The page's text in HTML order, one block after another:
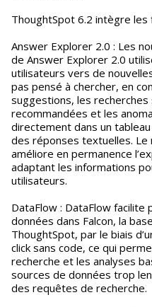
ThoughtSpot 6.2 intègre les
Answer Explorer 2.0 : Les
de Answer Explorer 2.0
utilisateurs vers de
pas pensé à chercher, en
suggestions, les
recommandées et les
directement dans un
des réponses textuelles. Le
améliore en permanence
adaptant les informations
utilisateurs.
DataFlow : DataFlow facilite
données dans Falcon, la
ThoughtSpot, par le biais
click sans code, ce qui
recherche et les analyses
sources de données trop
des requêtes de recherche.